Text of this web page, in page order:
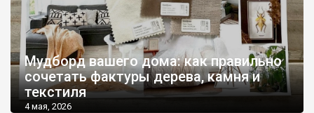
Мудборд вашего дома: как правильно
сочетать фактуры дерева, камня и
текстиля
4 мая, 2026